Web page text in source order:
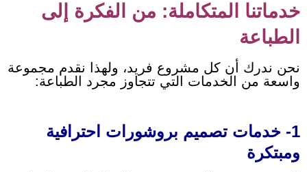
خدماتنا المتكاملة: من الفكرة إلى
الطباعة
نحن ندرك أن كل مشروع فريد، ولهذا نقدم مجموعة
واسعة من الخدمات التي تتجاوز مجرد الطباعة:
1- خدمات تصميم بروشورات احترافية
ومبتكرة